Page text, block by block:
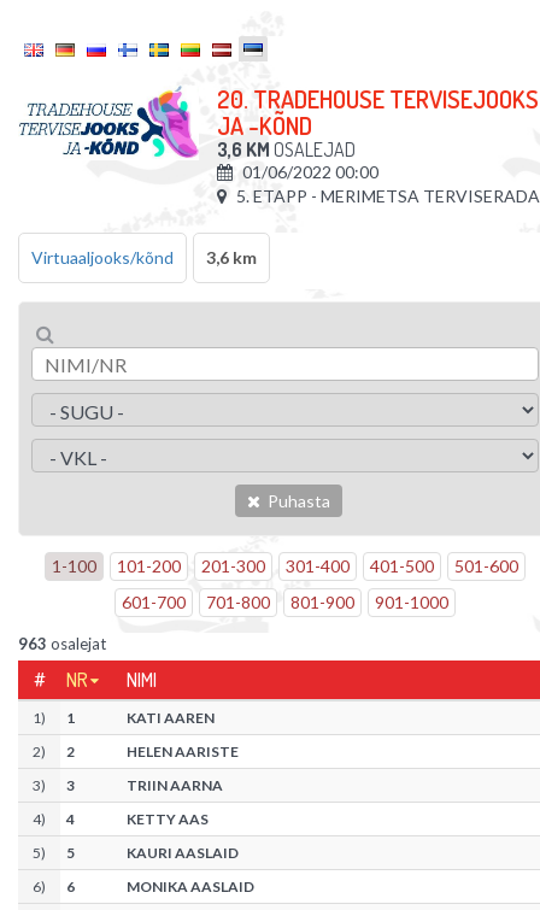
20. TRADEHOUSE TERVISEJOOKS
JA -KÕND
3,6 KM OSALEJAD
01/06/2022 00:00
5. ETAPP - MERIMETSA TERVISERADA
Virtuaaljooks/kõnd 3,6 km
Puhasta
1-100 101-200 201-300 301-400 401-500 501-600
601-700 701-800 801-900 901-1000
963 osalejat
# NR NIMI
1) 1
KATI AAREN
2) 2
HELEN AARISTE
3) 3
TRIIN AARNA
4) 4
KETTY AAS
5) 5
KAURI AASLAID
6) 6
MONIKA AASLAID